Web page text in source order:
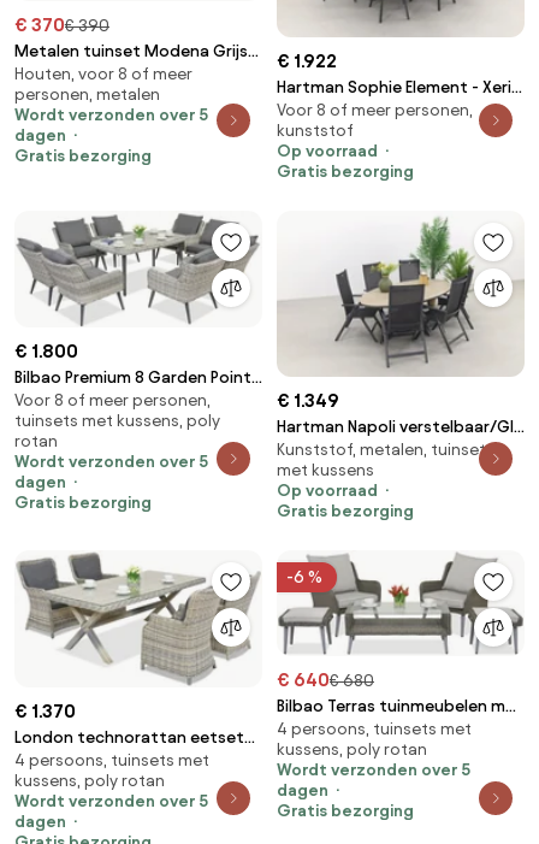
€ 370€ 390
Metalen tuinset Modena Grijs
voor 8 personen Garden Point
Houten, voor 8 of meer
personen, metalen
Wordt verzonden over 5
dagen
Gratis bezorging
€ 1.922
Hartman Sophie Element - Xerix
/ GI Edison 280x140 cm. tafel -
ovale tuinset
Voor 8 of meer personen,
kunststof
Op voorraad
Gratis bezorging
€ 1.800
Bilbao Premium 8 Garden Point
tuinmeubelen wit
Voor 8 of meer personen,
tuinsets met kussens, poly
rotan
Wordt verzonden over 5
dagen
Gratis bezorging
€ 1.349
Hartman Napoli verstelbaar/GI
Edison 220x115 cm. - ovale
tuinset
Kunststof, metalen, tuinsets
met kussens
Op voorraad
Gratis bezorging
€ 1.370
London technorattan eetset
voor 4 personen Garden Point
antraciet
4 persoons, tuinsets met
kussens, poly rotan
Wordt verzonden over 5
dagen
-6 %
€ 640€ 680
Bilbao Terras tuinmeubelen met
2 poefs Garden Point grijs
4 persoons, tuinsets met
kussens, poly rotan
Wordt verzonden over 5
dagen
Gratis bezorging